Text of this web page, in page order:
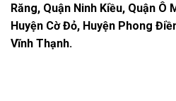
Răng, Quận Ninh Kiều, Quận Ô
Huyện Cờ Đỏ, Huyện Phong
Vĩnh Thạnh.